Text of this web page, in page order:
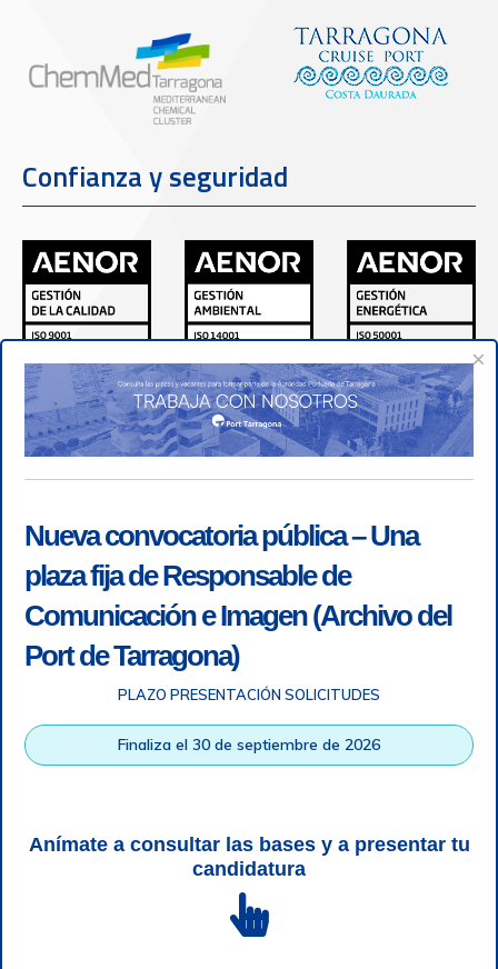
Confianza y seguridad
grabación telefónica
| SGSI |
Login
Autoridad Portuaria de Tarragona © Todos los derechos
×
Nueva convocatoria pública – Una
plaza fija de Responsable de
Comunicación e Imagen (Archivo del
Port de Tarragona)
PLAZO PRESENTACIÓN SOLICITUDES
Finaliza el 30 de septiembre de 2026
Anímate a consultar las bases y a presentar tu
candidatura